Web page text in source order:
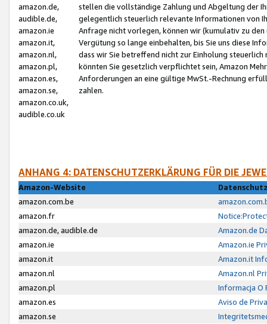
amazon.de,
audible.de,
amazon.ie
amazon.it,
amazon.nl,
amazon.pl,
amazon.es,
amazon.se,
amazon.co.uk,
audible.co.uk
stellen die vollständige Zahlung und Abgeltung der
gelegentlich steuerlich relevante Informationen von
Anfrage nicht vorlegen, können wir (kumulativ zu
Vergütung so lange einbehalten, bis Sie uns diese
dass wir Sie betreffend nicht zur Einholung
könnten Sie gesetzlich verpflichtet sein, Amazon
Anforderungen an eine gültige MwSt.-Rechnung
zahlen.
ANHANG 4: DATENSCHUTZERKLÄRUNG FÜR DIE
Amazon-Website
amazon.com.be
amazon.fr
amazon.de, audible.de
Amazon.de
amazon.ie
Amazon.ie
amazon.it
Amazon.it
amazon.nl
Amazon.nl
amazon.pl
Informacja O
amazon.es
Aviso de
amazon.se